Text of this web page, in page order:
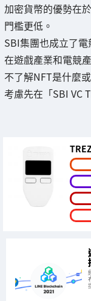
加密貨幣的優勢在
門檻更低。
SBI集團也成立了
在遊戲產業和電競
不了解NFT是什麼
考慮先在「SBI VC